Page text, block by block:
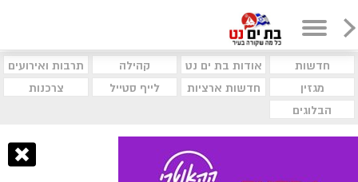
חדשות אודות בת ים נט קהילה
תרבות ואירועים
מגזין
חדשות ארציות לייף סטייל
צרכנות
הבלוגים